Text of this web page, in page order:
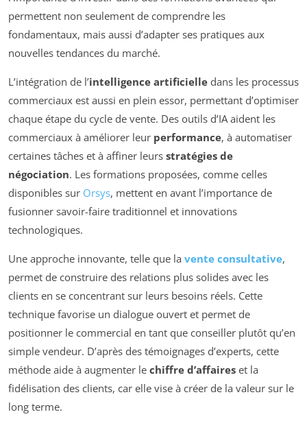
permettent non seulement de comprendre les
fondamentaux, mais aussi d’adapter ses pratiques aux
nouvelles tendances du marché.
L’intégration de l’intelligence artificielle dans les processus
commerciaux est aussi en plein essor, permettant d’optimiser
chaque étape du cycle de vente. Des outils d’IA aident les
commerciaux à améliorer leur performance, à automatiser
certaines tâches et à affiner leurs stratégies de
négociation. Les formations proposées, comme celles
disponibles sur Orsys, mettent en avant l’importance de
fusionner savoir-faire traditionnel et innovations
technologiques.
Une approche innovante, telle que la vente consultative,
permet de construire des relations plus solides avec les
clients en se concentrant sur leurs besoins réels. Cette
technique favorise un dialogue ouvert et permet de
positionner le commercial en tant que conseiller plutôt qu’en
simple vendeur. D’après des témoignages d’experts, cette
méthode aide à augmenter le chiffre d’affaires et la
fidélisation des clients, car elle vise à créer de la valeur sur le
long terme.